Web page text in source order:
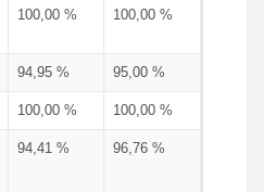
100,00 % 100,00 %
94,95 % 95,00 %
100,00 % 100,00 %
94,41 % 96,76 %